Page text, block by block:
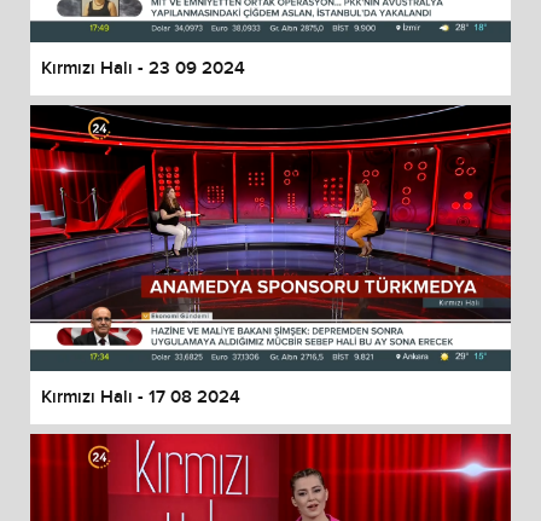
Kırmızı Halı - 23 09 2024
Kırmızı Halı - 17 08 2024